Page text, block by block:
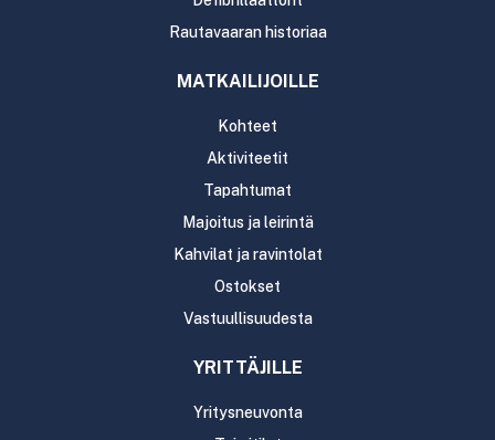
Rautavaaran historiaa
MATKAILIJOILLE
Kohteet
Aktiviteetit
Tapahtumat
Majoitus ja leirintä
Kahvilat ja ravintolat
Ostokset
Vastuullisuudesta
YRITTÄJILLE
Yritysneuvonta